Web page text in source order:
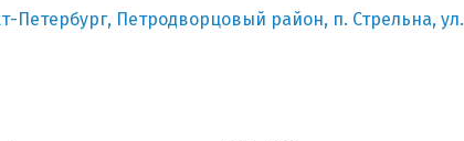
Петербург, Петродворцовый район, п. Стрельна, ул.